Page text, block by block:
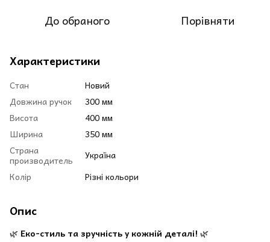
До обраного Порівняти
Характеристики
Стан
Новий
Довжина ручок
300 мм
Висота
400 мм
Ширина
350 мм
Страна
производитель
Україна
Колір
Різні кольори
Опис
🌿 Еко-стиль та зручність у кожній деталі! 🌿